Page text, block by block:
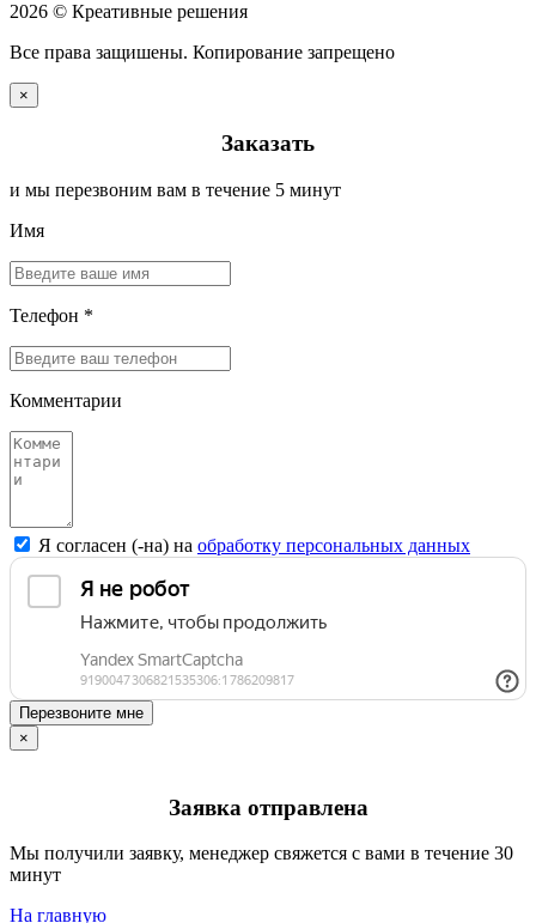
2026 © Креативные решения
Все права защишены. Копирование запрещено
×
Заказать
и мы перезвоним вам в течение 5 минут
Имя
Телефон *
Комментарии
Я согласен (-на) на обработку персональных данных
Перезвоните мне
×
Заявка отправлена
Мы получили заявку, менеджер свяжется с вами в течение 30
минут
На главную